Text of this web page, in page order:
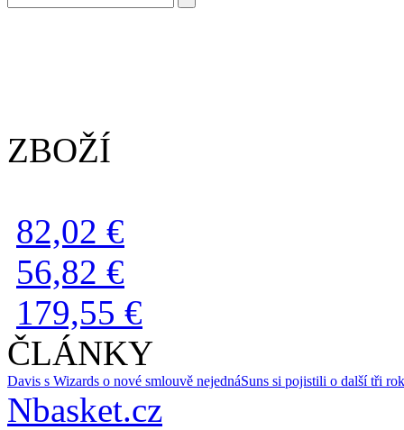
ZBOŽÍ
82,02 €
56,82 €
179,55 €
ČLÁNKY
Davis s Wizards o nové smlouvě nejednáSuns si pojistili o další tři
Nbasket.cz